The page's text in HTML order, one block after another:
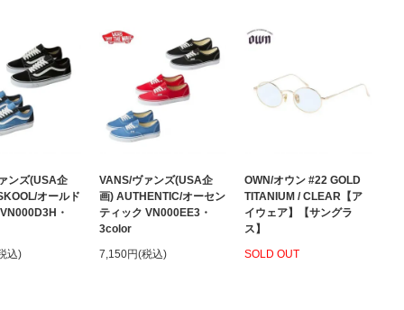
ンズ(USA企
オールド
・
込)
VANS/ヴァンズ(USA企
画) AUTHENTIC/オーセン
ティック VN000EE3・
3color
7,150円(税込)
OWN/オウン #22 GOLD
TITANIUM / CLEAR【ア
イウェア】【サングラ
ス】
SOLD OUT